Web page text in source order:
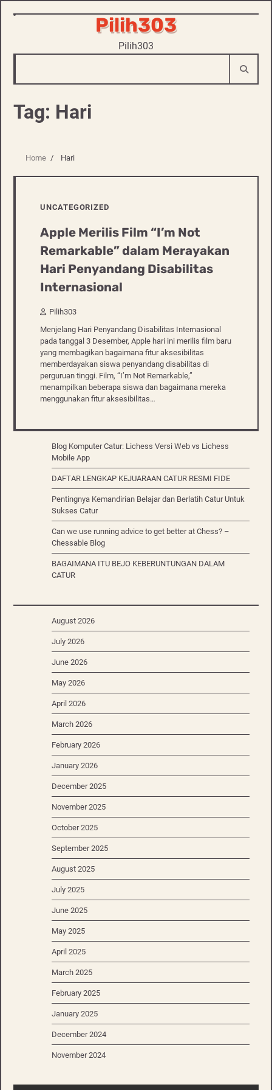
Skip
Pilih303
Pilih303
Tag: Hari
Home Hari
UNCATEGORIZED
Apple Merilis Film “I’m Not
Remarkable” dalam Merayakan
Hari Penyandang Disabilitas
Internasional
Pilih303
Menjelang Hari Penyandang Disabilitas Internasional
pada tanggal 3 Desember, Apple hari ini merilis film baru
yang membagikan bagaimana fitur aksesibilitas
memberdayakan siswa penyandang disabilitas di
perguruan tinggi. Film, “I’m Not Remarkable,”
menampilkan beberapa siswa dan bagaimana mereka
menggunakan fitur aksesibilitas…
Blog Komputer Catur: Lichess Versi Web vs Lichess
Mobile App
DAFTAR LENGKAP KEJUARAAN CATUR RESMI FIDE
Pentingnya Kemandirian Belajar dan Berlatih Catur Untuk
Sukses Catur
Can we use running advice to get better at Chess? –
Chessable Blog
BAGAIMANA ITU BEJO KEBERUNTUNGAN DALAM
CATUR
August 2026
July 2026
June 2026
May 2026
April 2026
March 2026
February 2026
January 2026
December 2025
November 2025
October 2025
September 2025
August 2025
July 2025
June 2025
May 2025
April 2025
March 2025
February 2025
January 2025
December 2024
November 2024